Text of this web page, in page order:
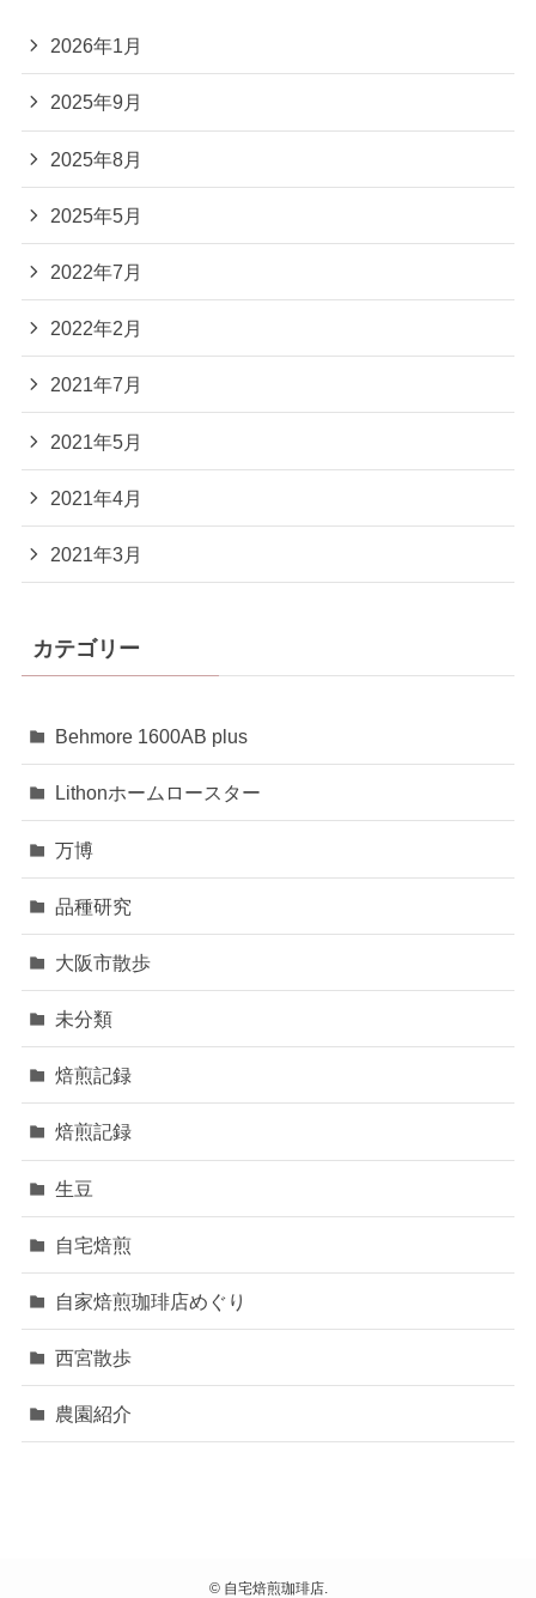
2026年1月
2025年9月
2025年8月
2025年5月
2022年7月
2022年2月
2021年7月
2021年5月
2021年4月
2021年3月
カテゴリー
Behmore 1600AB plus
Lithonホームロースター
万博
品種研究
大阪市散歩
未分類
焙煎記録
焙煎記録
生豆
自宅焙煎
自家焙煎珈琲店めぐり
西宮散歩
農園紹介
©自宅焙煎珈琲店.